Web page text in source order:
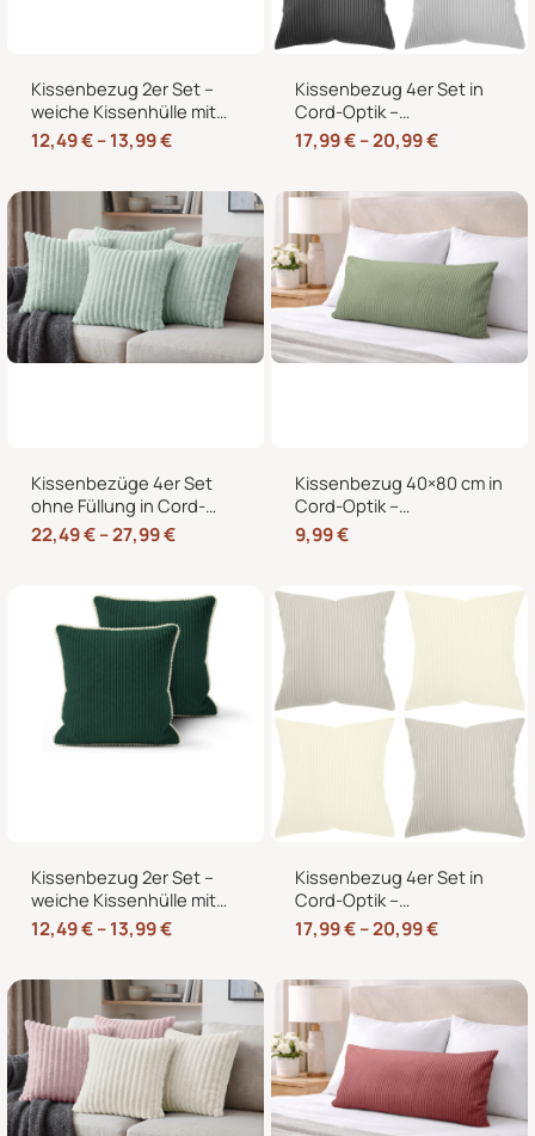
Kissenbezug 2er Set –
weiche Kissenhülle mit
Hotelverschluss,
zweifarbig, ohne Füllung
12,49€–13,99€
Kissenbezug 4er Set in
Cord-Optik –
Zierkissenbezüge ohne
Reißverschluss mit
45×45 und 50×50 cm
17,99€–20,99€
Kissenbezüge 4er Set
ohne Füllung in Cord-
Optik mit Hotelverschluss
– 40×40, 45×45 & 50×50
22,49€–27,99€
Kissenbezug 40×80 cm in
Cord-Optik –
Kopfkissenbezug &
Sofakissenbezug mit
9,99€
Kissenbezug 2er Set –
weiche Kissenhülle mit
Hotelverschluss,
zweifarbig, ohne Füllung
12,49€–13,99€
Kissenbezug 4er Set in
Cord-Optik –
Zierkissenbezüge ohne
Reißverschluss mit
45×45 und 50×50 cm
17,99€–20,99€